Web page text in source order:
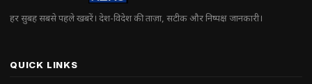
हर सुबह सबसे पहले खबरें। देश-विदेश की ताज़ा, सटीक और निष्पक्ष जानकारी।
QUICK LINKS